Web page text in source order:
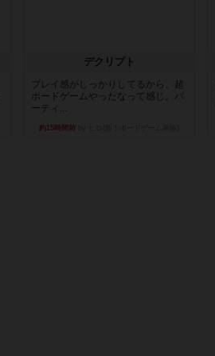
デクリプト
プレイ感がしっかりしてるから、超
ボードゲームやったなって感じ。パ
ーティ...
約15時間前